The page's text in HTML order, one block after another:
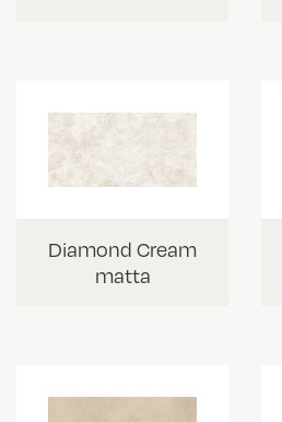
Diamond Cream
matta